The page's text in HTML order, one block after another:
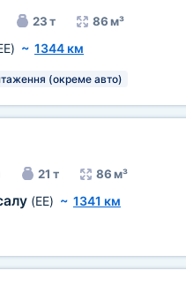
23 т 86 м³
~ 1344 км
(окреме авто)
21 т 86 м³
(EE) ~ 1341 км